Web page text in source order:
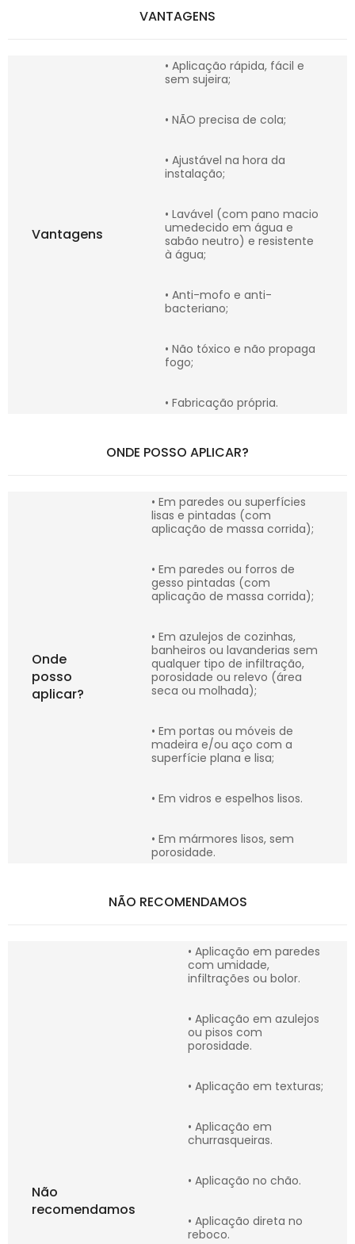
VANTAGENS
Vantagens
• Aplicação rápida, fácil e
sem sujeira;
• NÃO precisa de cola;
• Ajustável na hora da
instalação;
• Lavável (com pano macio
umedecido em água e
sabão neutro) e resistente
à água;
• Anti-mofo e anti-
bacteriano;
• Não tóxico e não propaga
fogo;
• Fabricação própria.
ONDE POSSO APLICAR?
Onde
posso
aplicar?
• Em paredes ou superfícies
lisas e pintadas (com
aplicação de massa corrida);
• Em paredes ou forros de
gesso pintadas (com
aplicação de massa corrida);
• Em azulejos de cozinhas,
banheiros ou lavanderias sem
qualquer tipo de infiltração,
porosidade ou relevo (área
seca ou molhada);
• Em portas ou móveis de
madeira e/ou aço com a
superfície plana e lisa;
• Em vidros e espelhos lisos.
• Em mármores lisos, sem
porosidade.
NÃO RECOMENDAMOS
Não
recomendamos
• Aplicação em paredes
com umidade,
infiltrações ou bolor.
• Aplicação em azulejos
ou pisos com
porosidade.
• Aplicação em texturas;
• Aplicação em
churrasqueiras.
• Aplicação no chão.
• Aplicação direta no
reboco.